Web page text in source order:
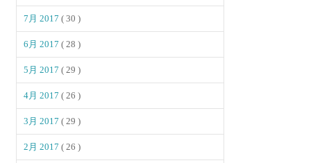
7月 2017( 30 )
6月 2017( 28 )
5月 2017( 29 )
4月 2017( 26 )
3月 2017( 29 )
2月 2017( 26 )